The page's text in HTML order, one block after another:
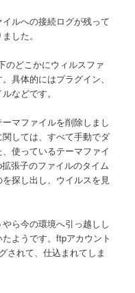
ルへの接続ログが残って
した。
のどこかにウィルスファ
具体的にはプラグイン、
などです。
マファイルを削除しまし
しては、すべて手動でダ
使っているテーマファイ
張子のファイルのタイム
探し出し、ウイルスを見
ら今の環境へ引っ越しし
ようです。ftpアカウント
されて、仕込まれてしま